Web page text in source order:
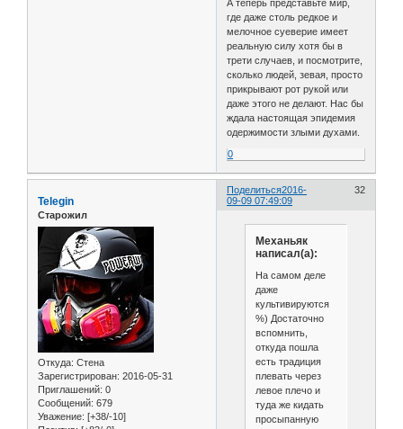
А теперь представьте мир,
где даже столь редкое и
мелочное суеверие имеет
реальную силу хотя бы в
трети случаев, и посмотрите,
сколько людей, зевая, просто
прикрывают рот рукой или
даже этого не делают. Нас бы
ждала настоящая эпидемия
одержимости злыми духами.
0
Поделиться 32
2016-
09-09 07:49:09
Telegin
Старожил
Откуда: Стена
Зарегистрирован: 2016-05-31
Приглашений: 0
Сообщений: 679
Уважение: [+38/-10]
Механьяк
написал(а):
На самом деле
даже
культивируются
%) Достаточно
вспомнить,
откуда пошла
есть традиция
плевать через
левое плечо и
туда же кидать
просыпанную